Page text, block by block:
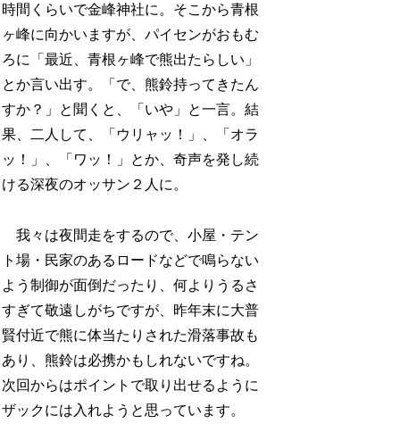
時間くらいで金峰神社に。そこから青根
ヶ峰に向かいますが、パイセンがおもむ
ろに「最近、青根ヶ峰で熊出たらしい」
とか言い出す。「で、熊鈴持ってきたん
すか？」と聞くと、「いや」と一言。結
果、二人して、「ウリャッ！」、「オラ
ッ！」、「ワッ！」とか、奇声を発し続
ける深夜のオッサン２人に。
我々は夜間走をするので、小屋・テン
ト場・民家のあるロードなどで鳴らない
よう制御が面倒だったり、何よりうるさ
すぎて敬遠しがちですが、昨年末に大普
賢付近で熊に体当たりされた滑落事故も
あり、熊鈴は必携かもしれないですね。
次回からはポイントで取り出せるように
ザックには入れようと思っています。